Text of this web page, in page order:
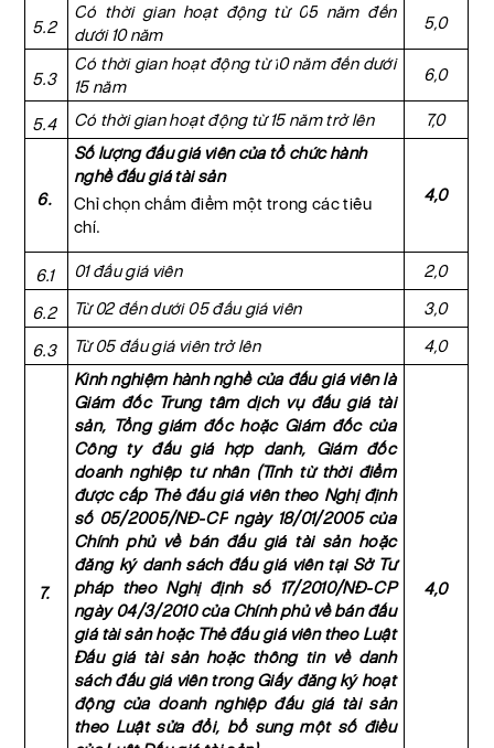
5.2
Có thời gian hoạt động từ 05 năm đến
dưới 10 năm
5,0
5.3
Có thời gian hoạt động từ10 năm đến dưới
15 năm
6,0
5.4 Có thời gian hoạt động từ 15 năm trở lên 7,0
6.
Số lượng đấu giá viên của tổ chức hành
nghề đấu giá tài sản
Chỉ chọn chấm điểm một trong các tiêu
chí.
4,0
6.1 01 đấu giá viên 2,0
6.2 Từ 02 đến dưới 05 đấu giá viên 3,0
6.3 Từ 05 đấu giá viên trở lên 4,0
7.
Kinh nghiệm hành nghề của đấu giá viên là
Giám đốc Trung tâm dịch vụ đấu giá tài
sản, Tổng giám đốc hoặc Giám đốc của
Công ty đấu giá hợp danh, Giám đốc
doanh nghiệp tư nhân (Tính từ thời điểm
được cấp Thẻ đấu giá viên theo Nghị định
số 05/2005/NĐ-CP ngày 18/01/2005 của
Chính phủ về bán đấu giá tài sản hoặc
đăng ký danh sách đấu giá viên tại Sở Tư
pháp theo Nghị định số 17/2010/NĐ-CP
ngày 04/3/2010 của Chính phủ về bán đấu
giá tài sản hoặc Thẻ đấu giá viên theo Luật
Đấu giá tài sản hoặc thông tin về danh
sách đấu giá viên trong Giấy đăng ký hoạt
động của doanh nghiệp đấu giá tài sản
theo Luật sửa đổi, bổ sung một số điều
4,0